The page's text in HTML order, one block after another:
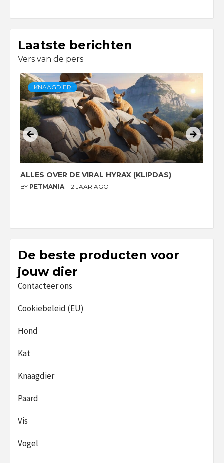
Laatste berichten
Vers van de pers
KNAAGDIER
ALLES OVER DE VIRAL HYRAX (KLIPDAS)
BY PETMANIA 2 JAAR AGO
De beste producten voor
jouw dier
Contacteer ons
Cookiebeleid (EU)
Hond
Kat
Knaagdier
Paard
Vis
Vogel